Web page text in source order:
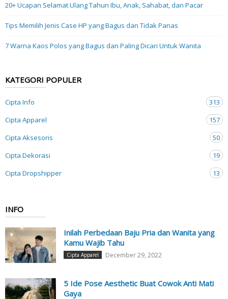
20+ Ucapan Selamat Ulang Tahun Ibu, Anak, Sahabat, dan Pacar
Tips Memilih Jenis Case HP yang Bagus dan Tidak Panas
7 Warna Kaos Polos yang Bagus dan Paling Dicari Untuk Wanita
KATEGORI POPULER
Cipta Info
313
Cipta Apparel
157
Cipta Aksesoris
50
Cipta Dekorasi
19
Cipta Dropshipper
13
INFO
Inilah Perbedaan Baju Pria dan Wanita yang
Kamu Wajib Tahu
Cipta Apparel December 29, 2022
5 Ide Pose Aesthetic Buat Cowok Anti Mati
Gaya